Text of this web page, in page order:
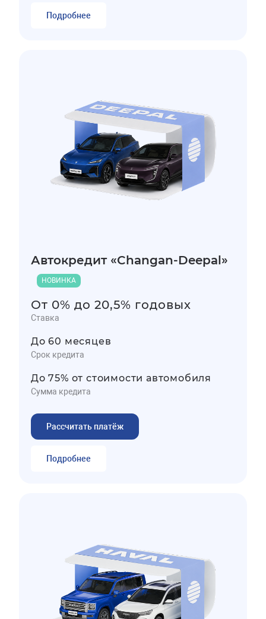
Подробнее
Автокредит «Changan-Deepal»
НОВИНКА
От 0% до 20,5% годовых
Ставка
До 60 месяцев
Срок кредита
До 75% от стоимости автомобиля
Сумма кредита
Рассчитать платёж
Подробнее